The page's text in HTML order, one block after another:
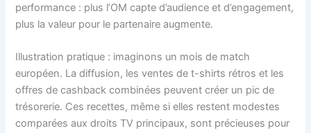
performance : plus l’OM capte d’audience et d’engagement,
plus la valeur pour le partenaire augmente.
Illustration pratique : imaginons un mois de match
européen. La diffusion, les ventes de t-shirts rétros et les
offres de cashback combinées peuvent créer un pic de
trésorerie. Ces recettes, même si elles restent modestes
comparées aux droits TV principaux, sont précieuses pour